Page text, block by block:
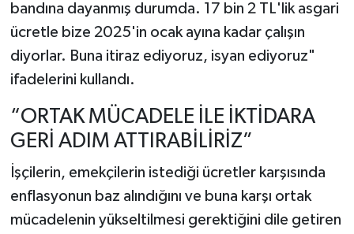
bandına dayanmış durumda. 17 bin 2 TL'lik asgari
ücretle bize 2025'in ocak ayına kadar çalışın
diyorlar. Buna itiraz ediyoruz, isyan ediyoruz"
ifadelerini kullandı.
“ORTAK MÜCADELE İLE İKTİDARA
GERİ ADIM ATTIRABİLİRİZ”
İşçilerin, emekçilerin istediği ücretler karşısında
enflasyonun baz alındığını ve buna karşı ortak
mücadelenin yükseltilmesi gerektiğini dile getiren